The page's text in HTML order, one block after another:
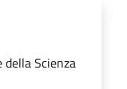
Scienza